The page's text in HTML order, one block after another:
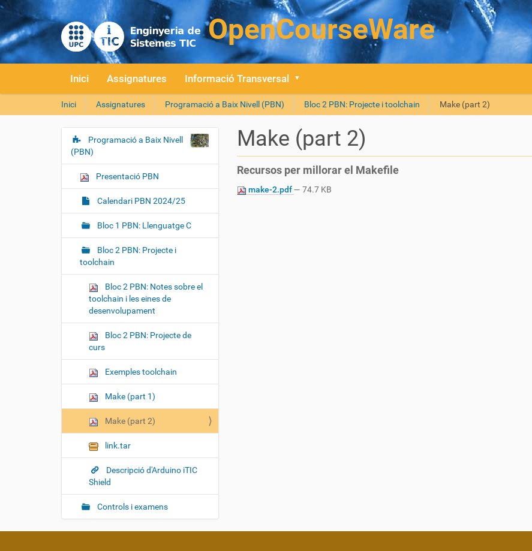
Inici Assignatures Informació Transversal
S
o
u
Inici Assignatures Programació a Baix Nivell (PBN) Bloc 2 PBN: Projecte i toolchain Make (part 2)
Make (part 2)
Recursos per millorar el Makefile
make-2.pdf— 74.7 KB
N
a
e
a
Programació a Baix Nivell
(PBN)
Presentació PBN
Calendari PBN 2024/25
Bloc 1 PBN: Llenguatge C
Bloc 2 PBN: Projecte i
toolchain
Bloc 2 PBN: Notes sobre el
toolchain i les eines de
desenvolupament
Bloc 2 PBN: Projecte de
curs
Exemples toolchain
Make (part 1)
Make (part 2)
link.tar
Descripció d'Arduino iTIC
Shield
Controls i examens